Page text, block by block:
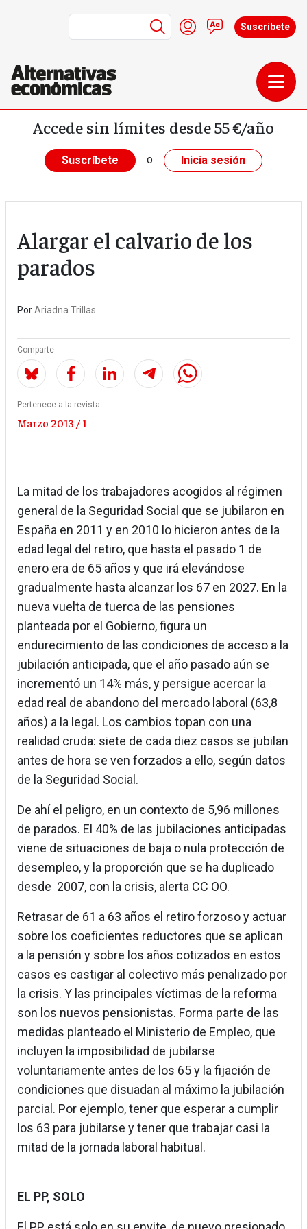
Pasar al contenido principal
Menú de cuenta de
Iniciar sesión
Contacto
Suscríbete
Accede sin límites desde 55 €/año
Suscríbete o Inicia sesión
Alargar el calvario de los
parados
PorAriadna Trillas
Comparte
Pertenece a la revista
Marzo 2013 / 1
La mitad de los trabajadores acogidos al régimen
general de la Seguridad Social que se jubilaron en
España en 2011 y en 2010 lo hicieron antes de la
edad legal del retiro, que hasta el pasado 1 de
enero era de 65 años y que irá elevándose
gradualmente hasta alcanzar los 67 en 2027. En la
nueva vuelta de tuerca de las pensiones
planteada por el Gobierno, figura un
endurecimiento de las condiciones de acceso a la
jubilación anticipada, que el año pasado aún se
incrementó un 14% más, y persigue acercar la
edad real de abandono del mercado laboral (63,8
años) a la legal. Los cambios topan con una
realidad cruda: siete de cada diez casos se jubilan
antes de hora se ven forzados a ello, según datos
de la Seguridad Social.
De ahí el peligro, en un contexto de 5,96 millones
de parados. El 40% de las jubilaciones anticipadas
viene de situaciones de baja o nula protección de
desempleo, y la proporción que se ha duplicado
desde 2007, con la crisis, alerta CC OO.
Retrasar de 61 a 63 años el retiro forzoso y actuar
sobre los coeficientes reductores que se aplican
a la pensión y sobre los años cotizados en estos
casos es castigar al colectivo más penalizado por
la crisis. Y las principales víctimas de la reforma
son los nuevos pensionistas. Forma parte de las
medidas planteado el Ministerio de Empleo, que
incluyen la imposibilidad de jubilarse
voluntariamente antes de los 65 y la fijación de
condiciones que disuadan al máximo la jubilación
parcial. Por ejemplo, tener que esperar a cumplir
los 63 para jubilarse y tener que trabajar casi la
mitad de la jornada laboral habitual.
EL PP, SOLO